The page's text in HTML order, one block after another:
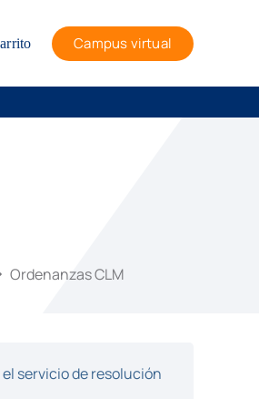
Campus virtual
Ordenanzas CLM
servicio de resolución